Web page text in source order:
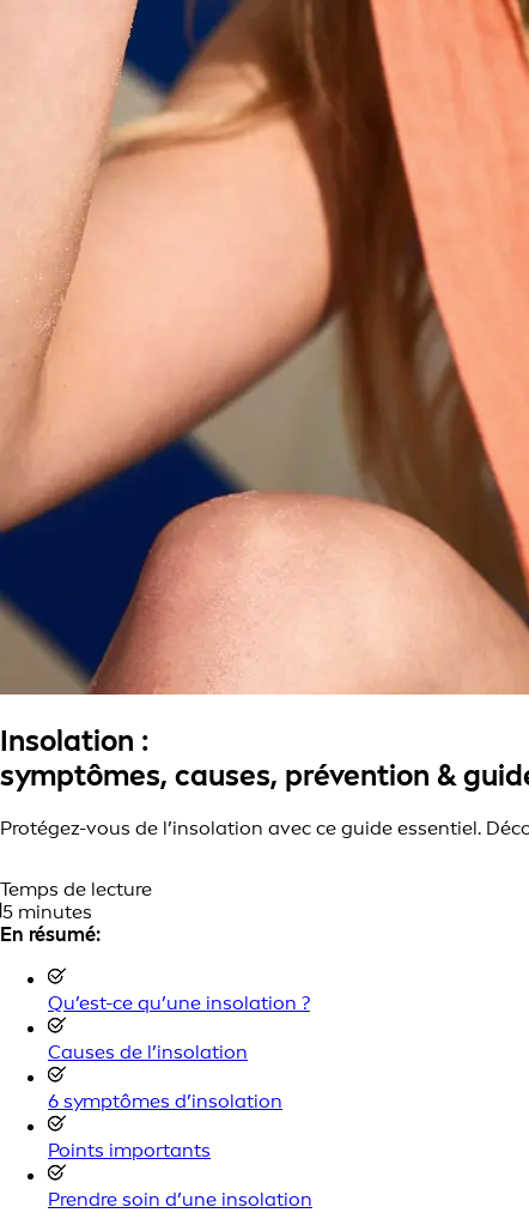
Insolation :
symptômes, causes, prévention &
Protégez-vous de l’insolation avec ce guide essentiel.
Temps de lecture
5 minutes
En résumé:
Qu’est-ce qu’une insolation ?
Causes de l’insolation
6 symptômes d’insolation
Points importants
Prendre soin d’une insolation